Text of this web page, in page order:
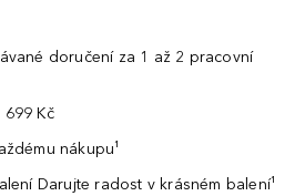
doručení za 1 až 2 pracovní
Kč
nákupu¹
Darujte radost v krásném balení¹